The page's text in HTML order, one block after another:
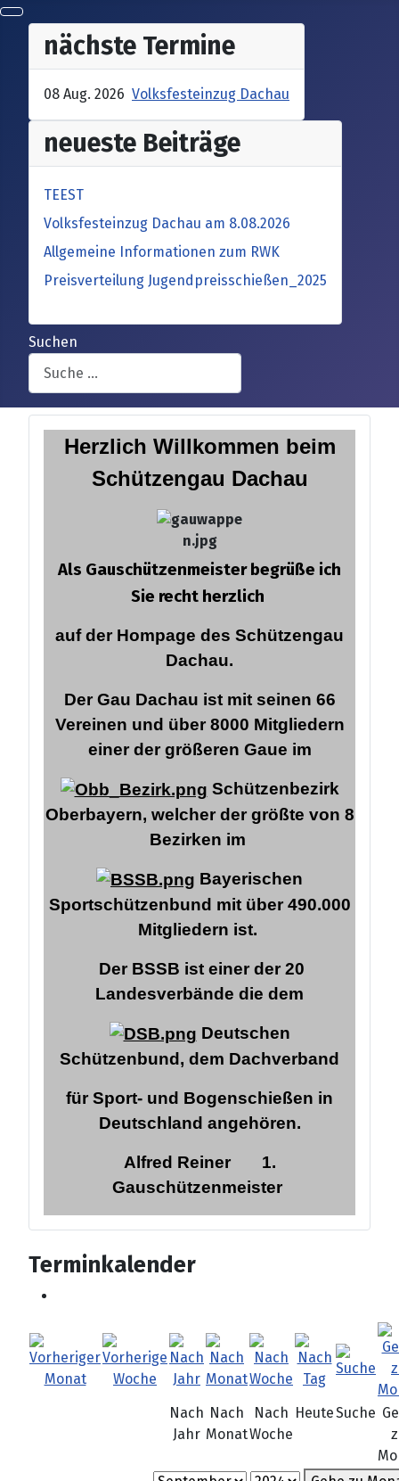
nächste Termine
08 Aug. 2026 Volksfesteinzug Dachau
neueste Beiträge
TEEST
Volksfesteinzug Dachau am 8.08.2026
Allgemeine Informationen zum RWK
Preisverteilung Jugendpreisschießen_2025
Suchen
Herzlich Willkommen beim
Schützengau Dachau
Als Gauschützenmeister begrüße ich
Sie recht herzlich
auf der Hompage des Schützengau
Dachau.
Der Gau Dachau ist mit seinen 66
Vereinen und über 8000 Mitgliedern
einer der größeren Gaue im
Schützenbezirk
Oberbayern, welcher der größte von 8
Bezirken im
Bayerischen
Sportschützenbund mit über 490.000
Mitgliedern ist.
Der BSSB ist einer der 20
Landesverbände die dem
Deutschen
Schützenbund, dem Dachverband
für Sport- und Bogenschießen in
Deutschland angehören.
Alfred Reiner
1.
Gauschützenmeister
Terminkalender
Nach
Jahr
Nach
Monat
Nach
Woche
HeuteSuche